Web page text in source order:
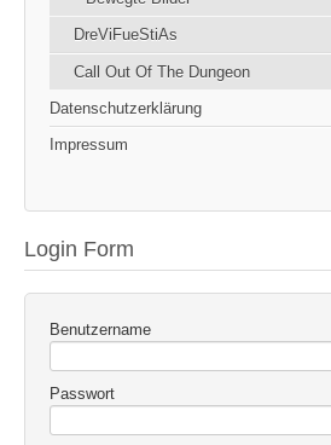
DreViFueStiAs
Call Out Of The Dungeon
Datenschutzerklärung
Impressum
Login Form
Benutzername
Passwort